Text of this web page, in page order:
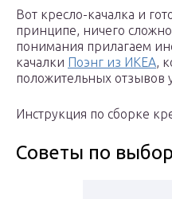
Вот кресло-качалка и
принципе, ничего
понимания прилагаем
качалки Поэнг из ИКЕА,
положительных отзывов
Инструкция по сборке
Советы по